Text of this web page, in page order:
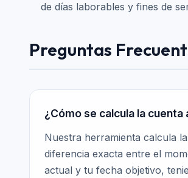
de días laborables y fines de
Preguntas
¿Cómo se calcula la cuenta
Nuestra herramienta calcula la
diferencia exacta entre el
actual y tu fecha objetivo,